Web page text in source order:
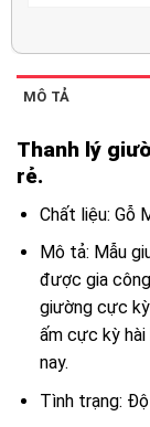
MÔ TẢ
Thanh lý
rẻ.
Chất liệu: Gỗ
Mô tả: Mẫu
được gia
giường cực
ấm cực kỳ hài
nay.
Tình trạng: